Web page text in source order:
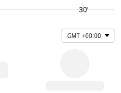
30'
GMT +00:00